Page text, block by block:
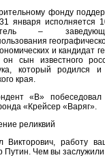
фонду
января исполняется
–
и кандидат
он сын известного
который родился
края.
«В»
«Крейсер «Варяг».
реликвий
Викторович, работу
Путин. Чем вы